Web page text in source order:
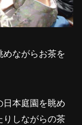
ながらお茶を
本庭園を眺め
しながらの茶